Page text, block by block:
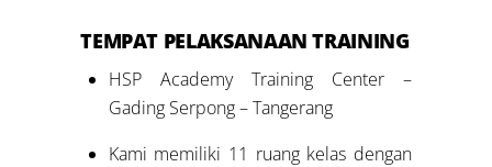
TEMPAT PELAKSANAANTRAINING
HSP Academy Training Center –
Gading Serpong – Tangerang
Kami memiliki 11 ruang kelas dengan